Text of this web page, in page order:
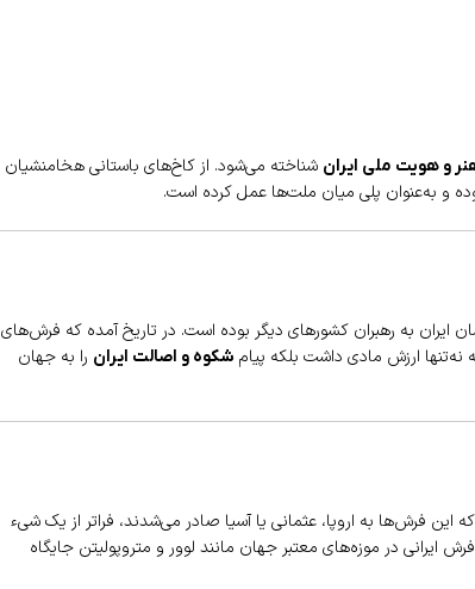
و هویت ملی ایران شناخته می‌شود. از کاخ‌های باستانی هخامنشیان
و به‌عنوان پلی میان ملت‌ها عمل کرده است.
ایران به رهبران کشورهای دیگر بوده است. در تاریخ آمده که فرش‌های
نه‌تنها ارزش مادی داشت بلکه پیام شکوه و اصالت ایران را به جهان
این فرش‌ها به اروپا، عثمانی یا آسیا صادر می‌شدند، فراتر از یک شیء
ایرانی در موزه‌های معتبر جهان مانند لوور و متروپولیتن جایگاه